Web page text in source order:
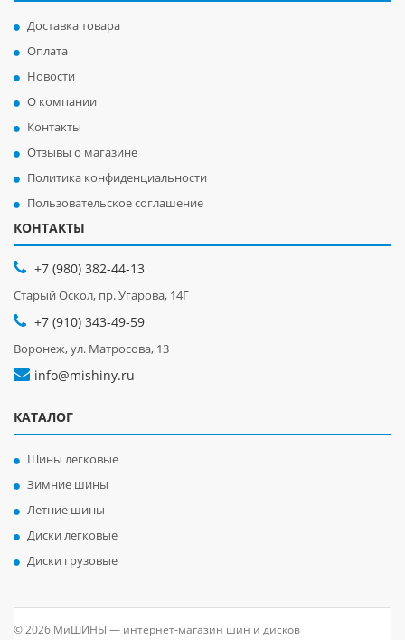
Доставка товара
Оплата
Новости
О компании
Контакты
Отзывы о магазине
Политика конфиденциальности
Пользовательское соглашение
КОНТАКТЫ
+7 (980) 382-44-13
Старый Оскол, пр. Угарова, 14Г
+7 (910) 343-49-59
Воронеж, ул. Матросова, 13
info@mishiny.ru
КАТАЛОГ
Шины легковые
Зимние шины
Летние шины
Диски легковые
Диски грузовые
© 2026 МиШИНЫ — интернет-магазин шин и дисков